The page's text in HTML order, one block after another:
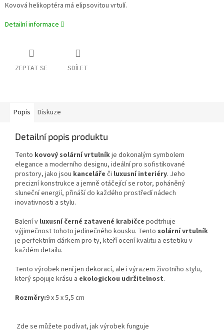
Kovová helikoptéra má elipsovitou vrtulí.
Detailní informace
ZEPTAT SE SDÍLET
Popis Diskuze
Detailní popis produktu
Tento kovový solární vrtulníkje dokonalým symbolem
elegance a moderního designu, ideální pro sofistikované
prostory, jako jsou kanceláře či luxusní interiéry. Jeho
precizní konstrukce a jemně otáčející se rotor, poháněný
sluneční energií, přináší do každého prostředí nádech
inovativnosti a stylu.
Balení v luxusní černé zatavené krabičce podtrhuje
výjimečnost tohoto jedinečného kousku. Tento solární vrtulník
je perfektním dárkem pro ty, kteří ocení kvalitu a estetiku v
každém detailu.
Tento výrobek není jen dekorací, ale i výrazem životního stylu,
který spojuje krásu a ekologickou udržitelnost.
Rozměry:9 x 5 x 5,5 cm
Zde se můžete podívat, jak výrobek funguje